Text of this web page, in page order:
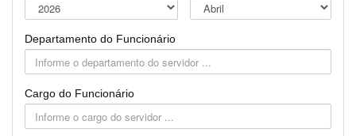
Departamento do Funcionário
Cargo do Funcionário